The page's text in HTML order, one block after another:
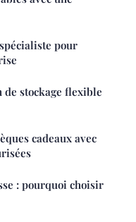
pour
stockage flexible
cadeaux avec
: pourquoi choisir